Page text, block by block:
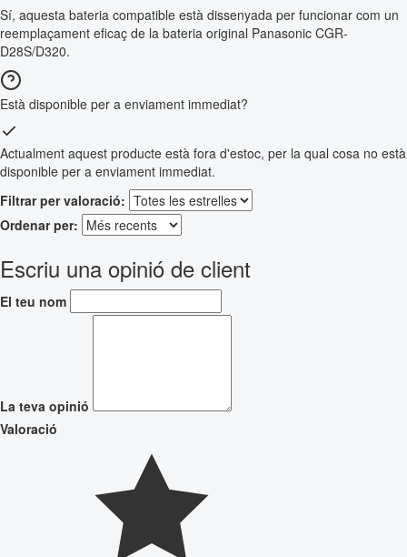
Sí, aquesta bateria compatible està dissenyada per funcionar com un
reemplaçament eficaç de la bateria original Panasonic CGR-
D28S/D320.
Està disponible per a enviament immediat?
Actualment aquest producte està fora d'estoc, per la qual cosa no està
disponible per a enviament immediat.
Filtrar per valoració:
Ordenar per:
Escriu una opinió de client
El teu nom
La teva opinió
Valoració